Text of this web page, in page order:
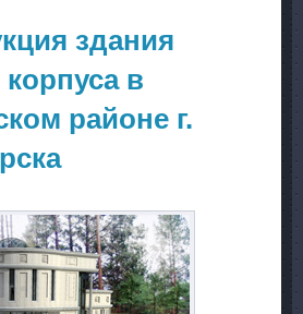
Новосибирск
здания
корпуса в
районе г.